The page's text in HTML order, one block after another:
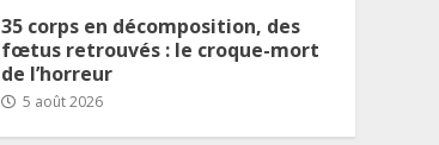
35 corps en décomposition, des
fœtus retrouvés : le croque-mort
de l’horreur
5 août 2026